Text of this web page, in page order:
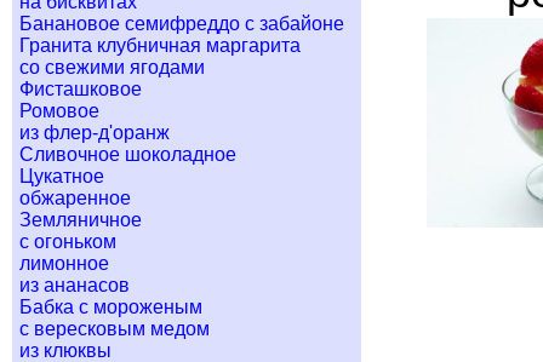
Банановое семифреддо с забайоне
Гранита клубничная маргарита
со свежими ягодами
Фисташковое
Ромовое
из флер-д'оранж
Сливочное шоколадное
Цукатное
обжаренное
Земляничное
с огоньком
лимонное
из ананасов
Бабка с мороженым
с вересковым медом
из клюквы